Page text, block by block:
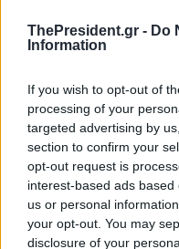
ThePresident.gr - Do
Information
If you wish to opt-out of
processing of your
targeted advertising by
section to confirm your
opt-out request is
interest-based ads
us or personal
your opt-out. You may
disclosure of your